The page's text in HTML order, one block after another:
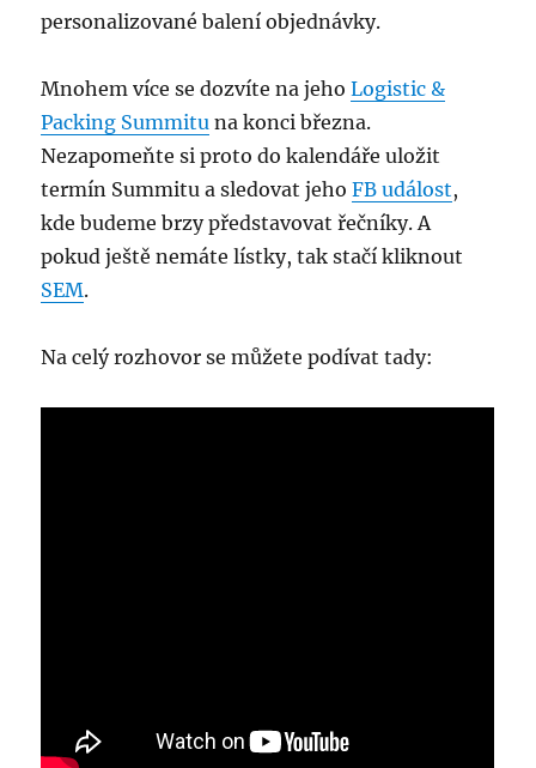
personalizované balení objednávky.
Mnohem více se dozvíte na jehoLogistic &
Packing Summitu na konci března.
Nezapomeňte si proto do kalendáře uložit
termín Summitu a sledovat jehoFB událost,
kde budeme brzy představovat řečníky. A
pokud ještě nemáte lístky, tak stačí kliknout
SEM.
Na celý rozhovor se můžete podívat tady: